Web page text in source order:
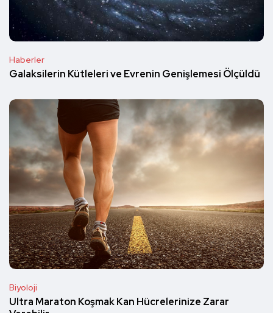
Haberler
Galaksilerin Kütleleri ve Evrenin Genişlemesi Ölçüldü
Biyoloji
Ultra Maraton Koşmak Kan Hücrelerinize Zarar